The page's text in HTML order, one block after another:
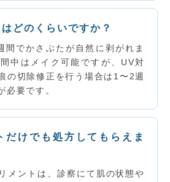
どのくらいですか？
間でかさぶたが自然に剥がれま
中はメイク可能ですが、UV対
の切除修正を行う場合は1〜2週
必要です。
だけでも処方してもらえま
メントは、診察にて肌の状態や